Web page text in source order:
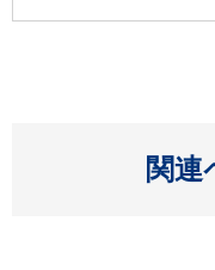
関連